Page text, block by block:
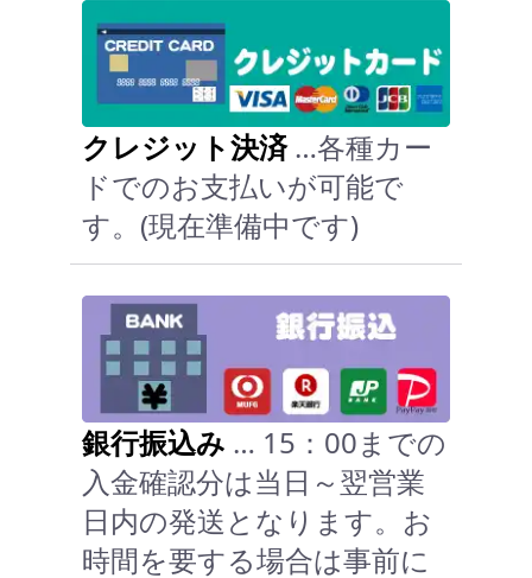
クレジット決済…各種カー
ドでのお支払いが可能で
す。(現在準備中です)
銀行振込み … 15：00までの
入金確認分は当日～翌営業
日内の発送となります。お
時間を要する場合は事前に